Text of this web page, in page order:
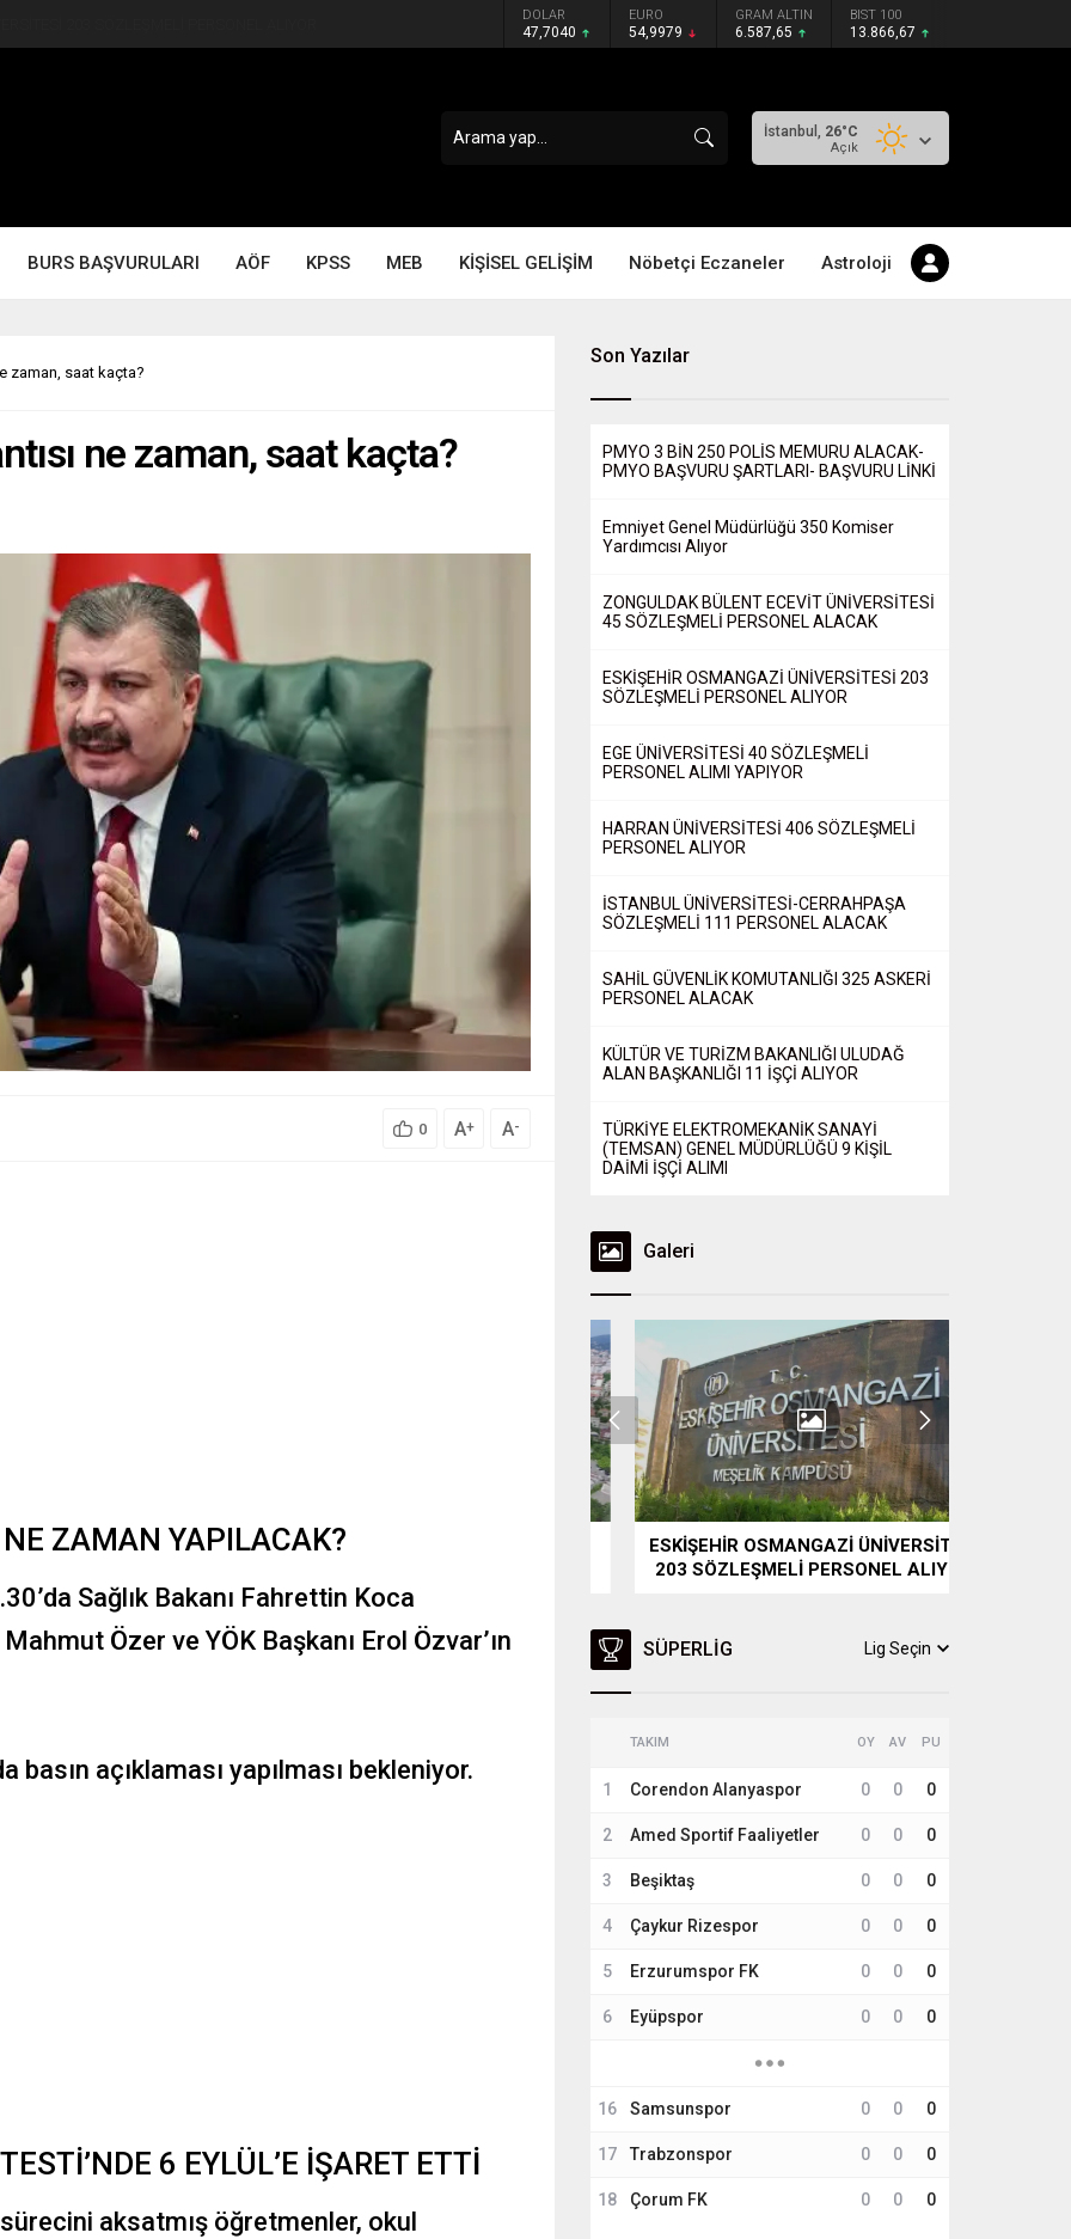
DOLAR
47,7040
EURO
54,9979
GRAM ALTIN
6.587,65
BIST 100
13.866,67
İstanbul, 26°C
Açık
BURS BAŞVURULARI AÖF KPSS MEB KİŞİSEL GELİŞİM Nöbetçi Eczaneler Astroloji
zaman, saat kaçta?
ne zaman, saat kaçta?
0 A+ A-
ZAMAN YAPILACAK?
Sağlık Bakanı Fahrettin Koca
Özer ve YÖK Başkanı Erol Özvar’ın
basın açıklaması yapılması bekleniyor.
6 EYLÜL’E İŞARET ETTİ
aksatmış öğretmenler, okul
Son Yazılar
PMYO 3 BİN 250 POLİS MEMURU ALACAK-
PMYO BAŞVURU ŞARTLARI- BAŞVURU LİNKİ
Emniyet Genel Müdürlüğü 350 Komiser
Yardımcısı Alıyor
ZONGULDAK BÜLENT ECEVİT ÜNİVERSİTESİ
45 SÖZLEŞMELİ PERSONEL ALACAK
ESKİŞEHİR OSMANGAZİ ÜNİVERSİTESİ 203
SÖZLEŞMELİ PERSONEL ALIYOR
EGE ÜNİVERSİTESİ 40 SÖZLEŞMELİ
PERSONEL ALIMI YAPIYOR
HARRAN ÜNİVERSİTESİ 406 SÖZLEŞMELİ
PERSONEL ALIYOR
İSTANBUL ÜNİVERSİTESİ-CERRAHPAŞA
SÖZLEŞMELİ 111 PERSONEL ALACAK
SAHİL GÜVENLİK KOMUTANLIĞI 325 ASKERİ
PERSONEL ALACAK
KÜLTÜR VE TURİZM BAKANLIĞI ULUDAĞ
ALAN BAŞKANLIĞI 11 İŞÇİ ALIYOR
TÜRKİYE ELEKTROMEKANİK SANAYİ
(TEMSAN) GENEL MÜDÜRLÜĞÜ 9 KİŞİL
DAİMİ İŞÇİ ALIMI
Galeri
350 Komiser
ZONGULDAK BÜLENT ECEVİT
PERSONEL ALACAK
ESKİŞEHİR OSMANGAZİ ÜNİVERSİTESİ
203 SÖZLEŞMELİ PERSONEL ALIYOR
SÜPERLIG Lig Seçin
TAKIM OY AV PU
1 Corendon Alanyaspor 0 0 0
2 Amed Sportif Faaliyetler 0 0 0
3 Beşiktaş 0 0 0
4 Çaykur Rizespor 0 0 0
5 Erzurumspor FK 0 0 0
6 Eyüpspor 0 0 0
16 Samsunspor 0 0 0
17 Trabzonspor 0 0 0
18 Çorum FK 0 0 0